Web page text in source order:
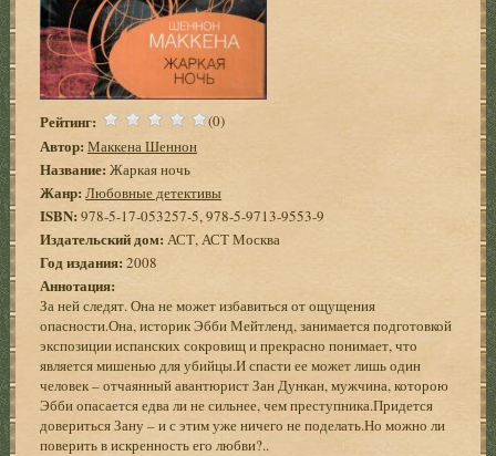
Рейтинг: (0)
Автор: Маккена Шеннон
Название: Жаркая ночь
Жанр: Любовные детективы
ISBN: 978-5-17-053257-5, 978-5-9713-9553-9
Издательский дом: АСТ, АСТ Москва
Год издания: 2008
Аннотация:
За ней следят. Она не может избавиться от ощущения
опасности.Она, историк Эбби Мейтленд, занимается подготовкой
экспозиции испанских сокровищ и прекрасно понимает, что
является мишенью для убийцы.И спасти ее может лишь один
человек – отчаянный авантюрист Зан Дункан, мужчина, которою
Эбби опасается едва ли не сильнее, чем преступника.Придется
довериться Зану – и с этим уже ничего не поделать.Но можно ли
поверить в искренность его любви?..